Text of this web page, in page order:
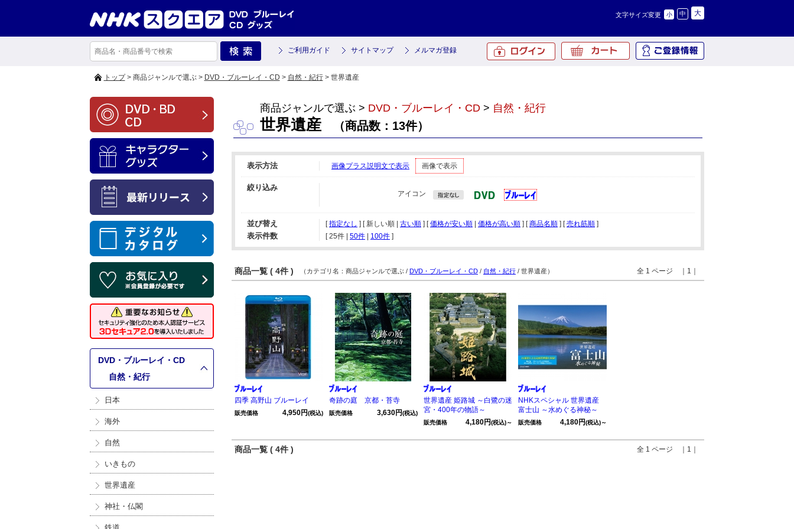
文字サイズ変更 小 中 大
ご利用ガイド サイトマップ メルマガ登録
トップ> 商品ジャンルで選ぶ > DVD・ブルーレイ・CD > 自然・紀行> 世界遺産
DVD・ブルーレイ・CD
自然・紀行
日本
海外
自然
いきもの
世界遺産
神社・仏閣
商品ジャンルで選ぶ > DVD・ブルーレイ・CD > 自然・紀行
世界遺産 （商品数：13件）
表示方法 画像プラス説明文で表示 画像で表示
絞り込み
アイコン
並び替え [指定なし ] [ 新しい順 | 古い順 ] [価格が安い順 価格が高い順 ] [商品名順 ] [売れ筋順 ]
表示件数 [ 25件 50件 100件 ]
商品一覧 ( 4件 ) 全 1 ページ ｜1｜
（カテゴリ名：商品ジャンルで選ぶ / DVD・ブルーレイ・CD / 自然・紀行 / 世界遺産）
四季 高野山 ブルーレイ
販売価格 4,950円(税込)
奇跡の庭 京都・苔寺
販売価格 3,630円(税込)
世界遺産 姫路城 ～白鷺の迷
宮・400年の物語～
販売価格 4,180円(税込)～
NHKスペシャル 世界遺産
富士山 ～水めぐる神秘～
販売価格 4,180円(税込)～
商品一覧 ( 4件 ) 全 1 ページ ｜1｜